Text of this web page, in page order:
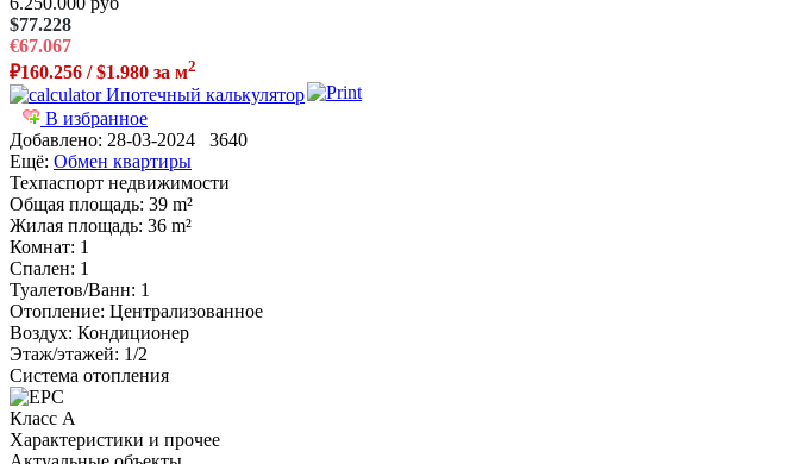
$77.228
€67.067
₽160.256 / $1.980 за м2
Ипотечный калькулятор
В избранное
Добавлено: 28-03-2024 3640
Ещё: Обмен квартиры
Техпаспорт недвижимости
Общая площадь: 39 m²
Жилая площадь: 36 m²
Комнат: 1
Спален: 1
Туалетов/Ванн: 1
Отопление: Централизованное
Воздух: Кондиционер
Этаж/этажей: 1/2
Система отопления
Класс A
Характеристики и прочее